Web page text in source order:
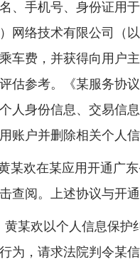
、手机号、身份证用
网络技术有限公司（
车费，并获得向用户
估参考。《某服务协
人身份信息、交易信
账户并删除相关个人
欢在某应用开通广东
查阅。上述协议与开
欢以个人信息保护纠
为，请求法院判令某